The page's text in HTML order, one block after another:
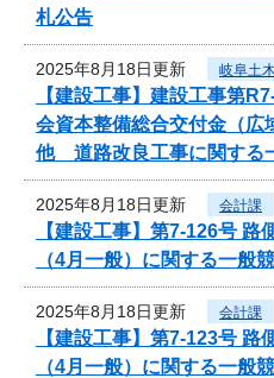
札公告
2025年8月18日更新 岐阜土
【建設工事】建設工事第
会資本整備総合交付金（広
他 道路改良工事に関する
2025年8月18日更新 会計課
【建設工事】第7-126号 路
（4月一般）に関する一般
2025年8月18日更新 会計課
【建設工事】第7-123号 路
（4月一般）に関する一般